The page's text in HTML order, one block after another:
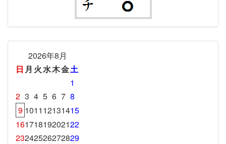
2026年8月
日 月 火水木金土
1
2 3 4 5 6 7 8
9 101112131415
16171819202122
23242526272829